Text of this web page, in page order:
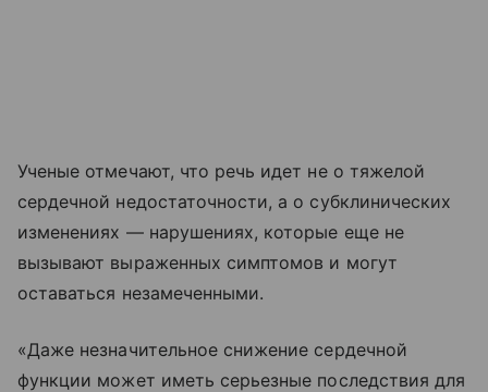
Ученые отмечают, что речь идет не о тяжелой
сердечной недостаточности, а о субклинических
изменениях — нарушениях, которые еще не
вызывают выраженных симптомов и могут
оставаться незамеченными.
«Даже незначительное снижение сердечной
функции может иметь серьезные последствия для